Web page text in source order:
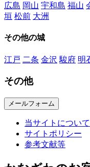
広島 岡山 宇和島 福山
垣 松前 大洲
その他の城
江戸 二条 金沢 駿府 明
その他
メールフォーム
当サイトについて
サイトポリシー
参考文献等